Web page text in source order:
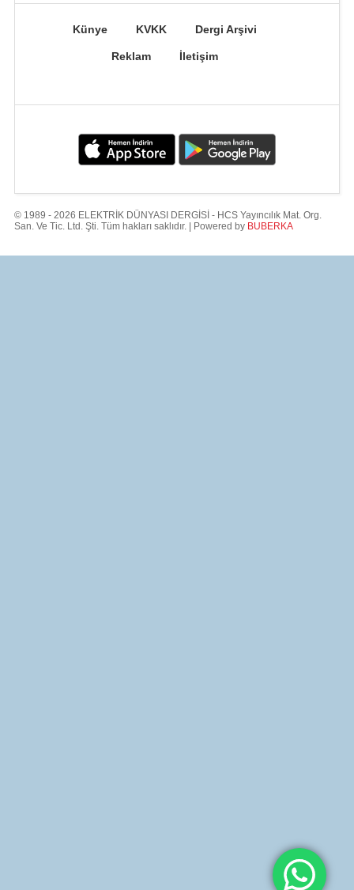
Künye KVKK Dergi Arşivi
Reklam İletişim
© 1989 - 2026 ELEKTRİK DÜNYASI DERGİSİ - HCS Yayıncılık Mat. Org.
San. Ve Tic. Ltd. Şti. Tüm hakları saklıdır. | Powered by BUBERKA